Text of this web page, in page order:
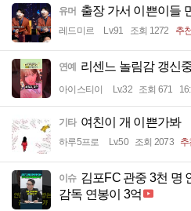
유머 출장 가서 이쁜이들
레드미르 Lv.91 조회 1272 추
연예 리센느 놀림감 갱신
아이스티이 Lv.32 조회 671
기타 여친이 개 이쁜가봐
하루5프로 Lv.50 조회 2073 추
이슈 김포FC 관중 3천 명
감독 연봉이 3억